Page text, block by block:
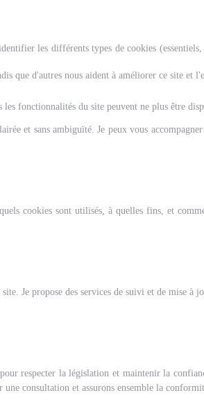
les différents types de cookies
et sans ambiguïté. Je peux vous
cookies sont utilisés, à quelles fins, et
Je propose des services de suivi et de mise à
respecter la législation et maintenir la
consultation et assurons ensemble la
que d'autres nous aident à améliorer ce site et
fonctionnalités du site peuvent ne plus être